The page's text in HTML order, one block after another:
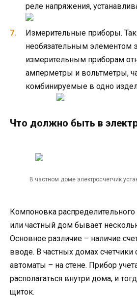
реле напряжения,
Измерительные приборы.
необязательным элементом
измерительным приборам
амперметры и вольтметры,
комбинируемые в одно
Что должно быть в
В частном доме электросчетчик
Компоновка
или частный дом бывает
Основное различие – наличие
вводе. В частных домах счетчики
автоматы – на стене. Прибор
располагаться внутри дома, и
щиток.